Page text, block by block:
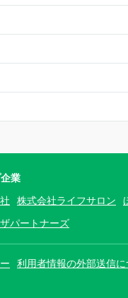
業
株式会社ライフサロン
パートナーズ
利用者情報の外部送信に